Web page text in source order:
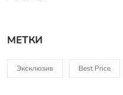
МЕТКИ
Эксклюзив Best Price